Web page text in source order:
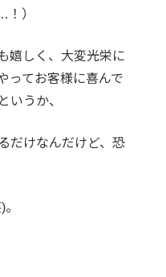
！）
嬉しく、大変光栄に
ってお客様に喜んで
いうか、
だけなんだけど、恐